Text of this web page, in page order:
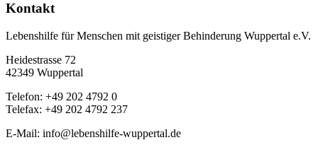
Kontakt
Lebenshilfe für Menschen mit geistiger Behinderung Wuppertal e.V.
Heidestrasse 72
42349 Wuppertal
Telefon: +49 202 4792 0
Telefax: +49 202 4792 237
E-Mail: info@lebenshilfe-wuppertal.de